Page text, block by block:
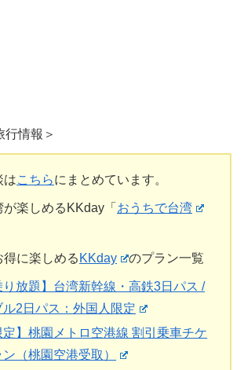
行情報＞
はこちらにまとめています。
が楽しめるKKday「 おうちで台湾
に楽しめる KKday のプラン一覧
り放題】台湾新幹線・高鉄3日パス /
ル2日パス：外国人限定
定】桃園メトロ空港線 割引乗車チケ
（桃園空港受取）